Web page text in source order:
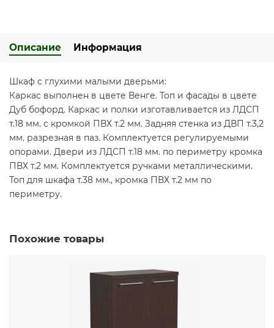
Описание Информация
Шкаф с глухими малыми дверьми:
Каркас выполнен в цвете Венге. Топ и фасады в цвете
Дуб бофорд. Каркас и полки изготавливается из ЛДСП
т.18 мм. с кромкой ПВХ т.2 мм. Задняя стенка из ДВП т.3,2
мм. разрезная в паз. Комплектуется регулируемыми
опорами. Двери из ЛДСП т.18 мм. по периметру кромка
ПВХ т.2 мм. Комплектуется ручками металлическими.
Топ для шкафа т.38 мм., кромка ПВХ т.2 мм по
периметру.
Похожие товары